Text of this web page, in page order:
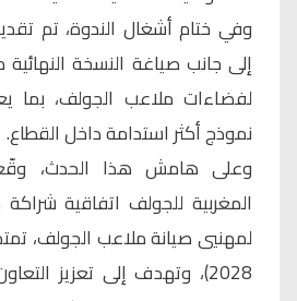
وفي ختام أشغال الندوة، تم
إلى جانب صياغة النسخة النهائية
لفضاءات ملاعب الجولف، بما
نموذج أكثر استدامة داخل القطاع.
وعلى هامش هذا الحدث،
المغربية للجولف اتفاقية
2028)، وتهدف إلى تعزيز